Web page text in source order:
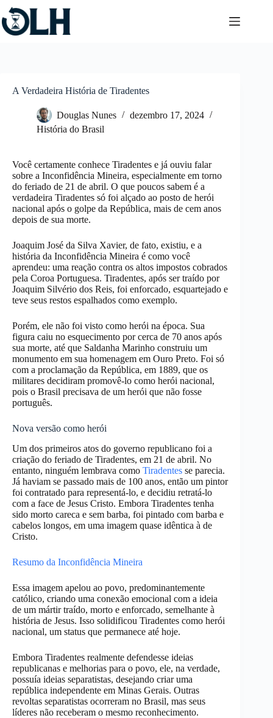
Pular
para
o
conteúdo
A Verdadeira História de Tiradentes
Douglas Nunes
dezembro 17, 2024
História do Brasil
Você certamente conhece Tiradentes e já ouviu falar
sobre a Inconfidência Mineira, especialmente em torno
do feriado de 21 de abril. O que poucos sabem é a
verdadeira Tiradentes só foi alçado ao posto de herói
nacional após o golpe da República, mais de cem anos
depois de sua morte.
Joaquim José da Silva Xavier, de fato, existiu, e a
história da Inconfidência Mineira é como você
aprendeu: uma reação contra os altos impostos cobrados
pela Coroa Portuguesa. Tiradentes, após ser traído por
Joaquim Silvério dos Reis, foi enforcado, esquartejado e
teve seus restos espalhados como exemplo.
Porém, ele não foi visto como herói na época. Sua
figura caiu no esquecimento por cerca de 70 anos após
sua morte, até que Saldanha Marinho construiu um
monumento em sua homenagem em Ouro Preto. Foi só
com a proclamação da República, em 1889, que os
militares decidiram promovê-lo como herói nacional,
pois o Brasil precisava de um herói que não fosse
português.
Nova versão como herói
Um dos primeiros atos do governo republicano foi a
criação do feriado de Tiradentes, em 21 de abril. No
entanto, ninguém lembrava como Tiradentes se parecia.
Já haviam se passado mais de 100 anos, então um pintor
foi contratado para representá-lo, e decidiu retratá-lo
com a face de Jesus Cristo. Embora Tiradentes tenha
sido morto careca e sem barba, foi pintado com barba e
cabelos longos, em uma imagem quase idêntica à de
Cristo.
Resumo da Inconfidência Mineira
Essa imagem apelou ao povo, predominantemente
católico, criando uma conexão emocional com a ideia
de um mártir traído, morto e enforcado, semelhante à
história de Jesus. Isso solidificou Tiradentes como herói
nacional, um status que permanece até hoje.
Embora Tiradentes realmente defendesse ideias
republicanas e melhorias para o povo, ele, na verdade,
possuía ideias separatistas, desejando criar uma
república independente em Minas Gerais. Outras
revoltas separatistas ocorreram no Brasil, mas seus
líderes não receberam o mesmo reconhecimento.